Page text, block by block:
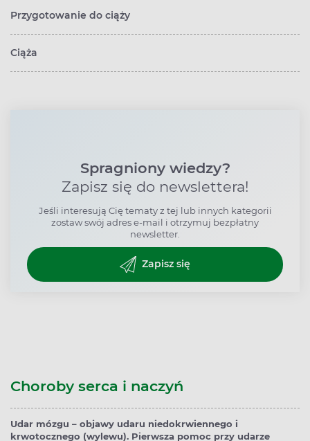
Przygotowanie do ciąży
Ciąża
Spragniony wiedzy?
Zapisz się do newslettera!
Jeśli interesują Cię tematy z tej lub innych kategorii
zostaw swój adres e-mail i otrzymuj bezpłatny
newsletter.
Zapisz się
Choroby serca i naczyń
Udar mózgu – objawy udaru niedokrwiennego i
krwotocznego (wylewu). Pierwsza pomoc przy udarze